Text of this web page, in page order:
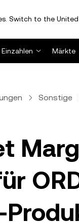
Switch to the
Einzahlen Märkte
Sonstige